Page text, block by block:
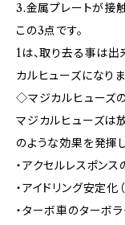
3.金属プレートが接
この3点です。
1は、取り去る事は出
カルヒューズになりま
◇マジカルヒューズ
マジカルヒューズは
のような効果を発揮し
・アクセルレスポン
・アイドリング安定化
・ターボ車のターボ